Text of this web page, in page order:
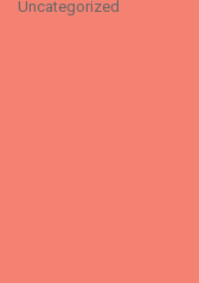
Uncategorized